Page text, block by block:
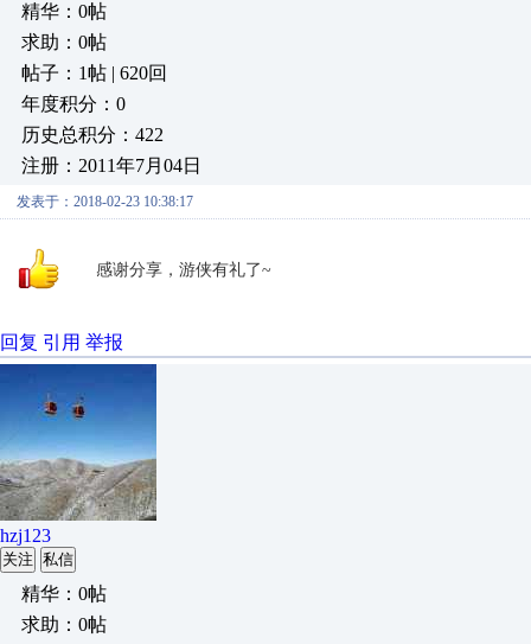
精华：0帖
求助：0帖
帖子：1帖 | 620回
年度积分：0
历史总积分：422
注册：2011年7月04日
发表于：2018-02-23 10:38:17
感谢分享，游侠有礼了~
回复 引用 举报
hzj123
关注 私信
精华：0帖
求助：0帖